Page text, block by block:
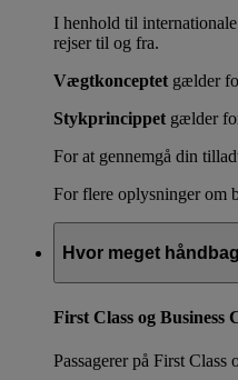
I henhold til internationale
rejser til og fra.
Vægtkonceptet gælder
Stykprincippet gælder
For at gennemgå din
For flere oplysninger om
Hvor meget
First Class og Business
Passagerer på First Class